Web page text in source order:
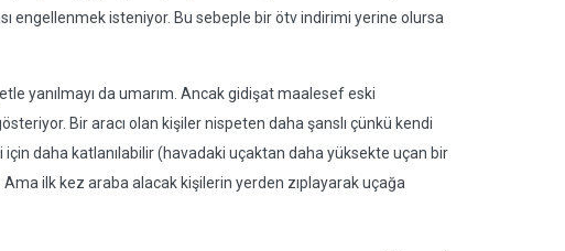
engellenmek isteniyor. Bu sebeple bir ötv indirimi yerine olursa
yanılmayı da umarım. Ancak gidişat maalesef eski
Bir aracı olan kişiler nispeten daha şanslı çünkü kendi
için daha katlanılabilir (havadaki uçaktan daha yüksekte uçan bir
ilk kez araba alacak kişilerin yerden zıplayarak uçağa